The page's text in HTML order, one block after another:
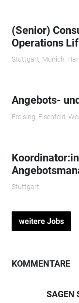
(Senior)
Operations
Stuttgart, Munich,
Angebots-
Freising, Elsenfeld,
Stuttgart
weitere Jobs
KOMMENTARE
SAGEN